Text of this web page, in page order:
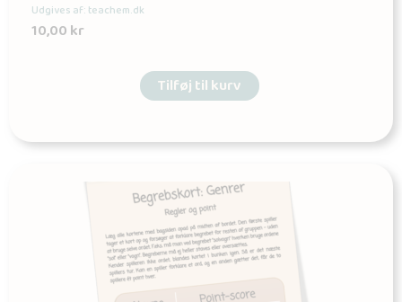
Udgives af: teachem.dk
10,00kr
Tilføj til kurv